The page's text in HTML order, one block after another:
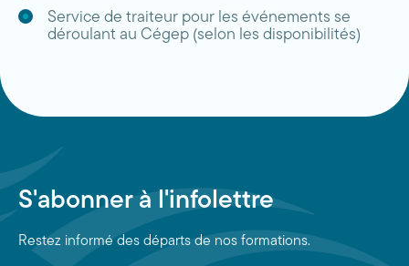
Service de traiteur pour les événements se
déroulant au Cégep (selon les disponibilités)
S'abonner à l'infolettre
Restez informé des départs de nos formations.